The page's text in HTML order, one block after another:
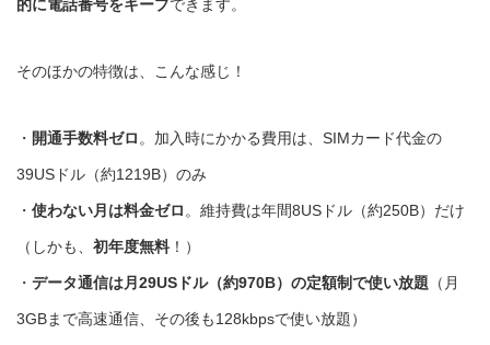
的に電話番号をキープできます。
そのほかの特徴は、こんな感じ！
・ 開通手数料ゼロ 。加入時にかかる費用は、SIMカード代金の
39USドル（約1219B）のみ
・ 使わない月は料金ゼロ 。維持費は年間8USドル（約250B）だけ
（しかも、 初年度無料 ！）
・ データ通信は月29USドル（約970B）の定額制で使い放題 （月
3GBまで高速通信、その後も128kbpsで使い放題）